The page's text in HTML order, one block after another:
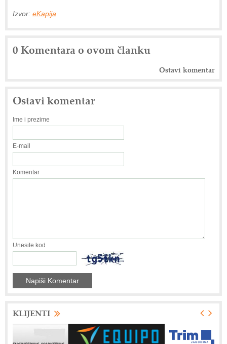
Izvor: eKapija
0 Komentara o ovom članku
Ostavi komentar
Ostavi komentar
Ime i prezime
E-mail
Komentar
Unesite kod
KLIJENTI